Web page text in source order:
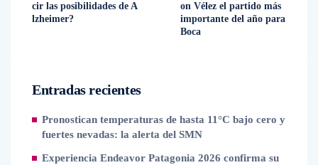
cir las posibilidades de A
lzheimer?
on Vélez el partido más
importante del año para
Boca
Entradas recientes
Pronostican temperaturas de hasta 11°C bajo cero y
fuertes nevadas: la alerta del SMN
Experiencia Endeavor Patagonia 2026 confirma su